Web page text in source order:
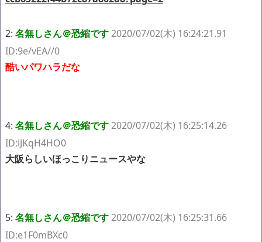
2: 名無しさん＠恐縮です2020/07/02(木) 16:24:21.91
ID:9e/vEA//0
酷いパワハラだな
4: 名無しさん＠恐縮です2020/07/02(木) 16:25:14.26
ID:iJKqH4HO0
大阪らしいほっこりニュースやな
5: 名無しさん＠恐縮です2020/07/02(木) 16:25:31.66
ID:e1F0mBXc0